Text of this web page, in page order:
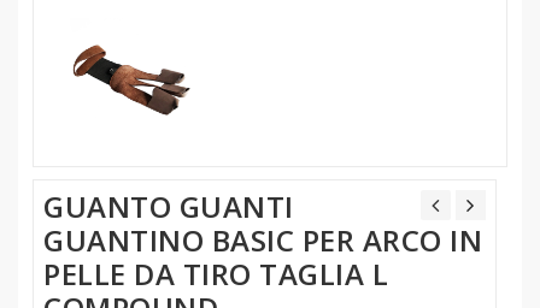
GUANTO GUANTI
GUANTINO BASIC PER ARCO IN
PELLE DA TIRO TAGLIA L